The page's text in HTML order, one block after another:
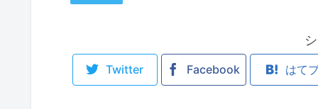
Twitter Facebook はて